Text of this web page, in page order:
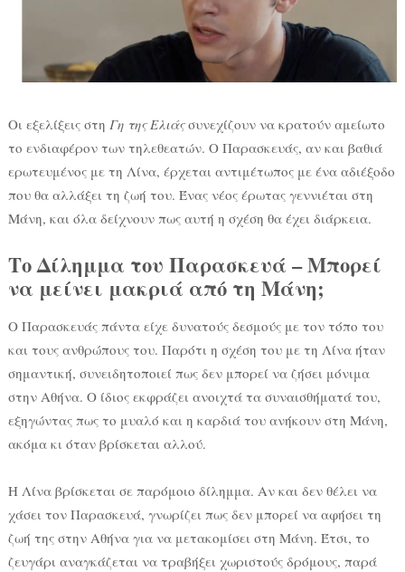
Οι εξελίξεις στη Γη της Ελιάςσυνεχίζουν να κρατούν αμείωτο
το ενδιαφέρον των τηλεθεατών. Ο Παρασκευάς, αν και βαθιά
ερωτευμένος με τη Λίνα, έρχεται αντιμέτωπος με ένα αδιέξοδο
που θα αλλάξει τη ζωή του. Ένας νέος έρωτας γεννιέται στη
Μάνη, και όλα δείχνουν πως αυτή η σχέση θα έχει διάρκεια.
Το Δίλημμα του Παρασκευά – Μπορεί
να μείνει μακριά από τη Μάνη;
Ο Παρασκευάς πάντα είχε δυνατούς δεσμούς με τον τόπο του
και τους ανθρώπους του. Παρότι η σχέση του με τη Λίνα ήταν
σημαντική, συνειδητοποιεί πως δεν μπορεί να ζήσει μόνιμα
στην Αθήνα. Ο ίδιος εκφράζει ανοιχτά τα συναισθήματά του,
εξηγώντας πως το μυαλό και η καρδιά του ανήκουν στη Μάνη,
ακόμα κι όταν βρίσκεται αλλού.
Η Λίνα βρίσκεται σε παρόμοιο δίλημμα. Αν και δεν θέλει να
χάσει τον Παρασκευά, γνωρίζει πως δεν μπορεί να αφήσει τη
ζωή της στην Αθήνα για να μετακομίσει στη Μάνη. Έτσι, το
ζευγάρι αναγκάζεται να τραβήξει χωριστούς δρόμους, παρά